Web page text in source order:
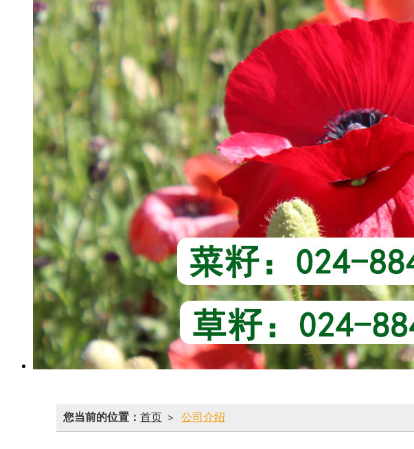
您当前的位置： 首页 > 公司介绍